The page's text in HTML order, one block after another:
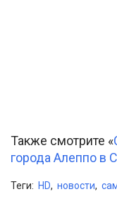
Также смотрите «
города Алеппо в
Теги: HD, новости,